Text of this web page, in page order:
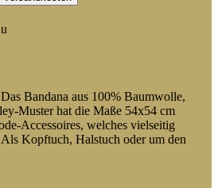
Bandana aus 100% Baumwolle,
Muster hat die Maße 54x54 cm
Accessoires, welches vielseitig
Kopftuch, Halstuch oder um den